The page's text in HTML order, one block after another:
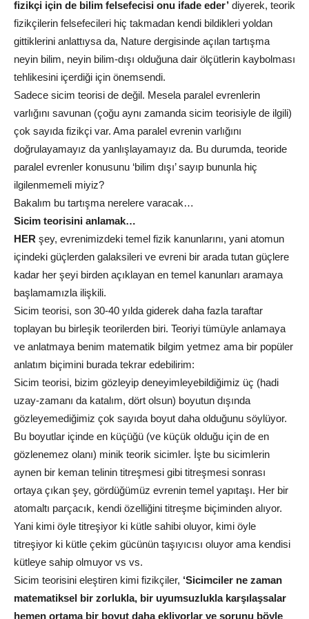
fizikçi için de bilim felsefecisi onu ifade eder’ diyerek, teorik
fizikçilerin felsefecileri hiç takmadan kendi bildikleri yoldan
gittiklerini anlattıysa da, Nature dergisinde açılan tartışma
neyin bilim, neyin bilim-dışı olduğuna dair ölçütlerin kaybolması
tehlikesini içerdiği için önemsendi.
Sadece sicim teorisi de değil. Mesela paralel evrenlerin
varlığını savunan (çoğu aynı zamanda sicim teorisiyle de ilgili)
çok sayıda fizikçi var. Ama paralel evrenin varlığını
doğrulayamayız da yanlışlayamayız da. Bu durumda, teoride
paralel evrenler konusunu ‘bilim dışı’ sayıp bununla hiç
ilgilenmemeli miyiz?
Bakalım bu tartışma nerelere varacak…
Sicim teorisini anlamak…
HER şey, evrenimizdeki temel fizik kanunlarını, yani atomun
içindeki güçlerden galaksileri ve evreni bir arada tutan güçlere
kadar her şeyi birden açıklayan en temel kanunları aramaya
başlamamızla ilişkili.
Sicim teorisi, son 30-40 yılda giderek daha fazla taraftar
toplayan bu birleşik teorilerden biri. Teoriyi tümüyle anlamaya
ve anlatmaya benim matematik bilgim yetmez ama bir popüler
anlatım biçimini burada tekrar edebilirim:
Sicim teorisi, bizim gözleyip deneyimleyebildiğimiz üç (hadi
uzay-zamanı da katalım, dört olsun) boyutun dışında
gözleyemediğimiz çok sayıda boyut daha olduğunu söylüyor.
Bu boyutlar içinde en küçüğü (ve küçük olduğu için de en
gözlenemez olanı) minik teorik sicimler. İşte bu sicimlerin
aynen bir keman telinin titreşmesi gibi titreşmesi sonrası
ortaya çıkan şey, gördüğümüz evrenin temel yapıtaşı. Her bir
atomaltı parçacık, kendi özelliğini titreşme biçiminden alıyor.
Yani kimi öyle titreşiyor ki kütle sahibi oluyor, kimi öyle
titreşiyor ki kütle çekim gücünün taşıyıcısı oluyor ama kendisi
kütleye sahip olmuyor vs vs.
Sicim teorisini eleştiren kimi fizikçiler, ‘Sicimciler ne zaman
matematiksel bir zorlukla, bir uyumsuzlukla karşılaşsalar
hemen ortama bir boyut daha ekliyorlar ve sorunu böyle